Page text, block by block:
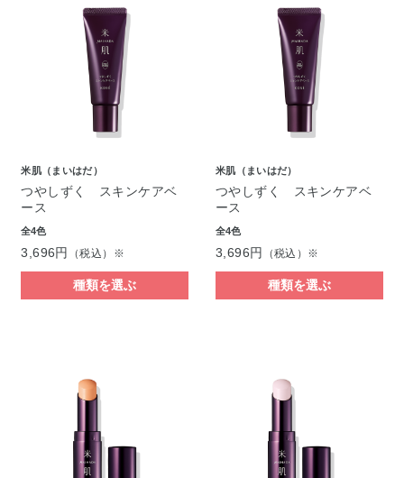
米肌（まいはだ）
つやしずく スキンケアベ
ース
全4色
3,696円 （税込）※
種類を選ぶ
米肌（まいはだ）
つやしずく スキンケアベ
ース
全4色
3,696円 （税込）※
種類を選ぶ